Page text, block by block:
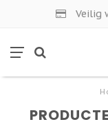
Veilig